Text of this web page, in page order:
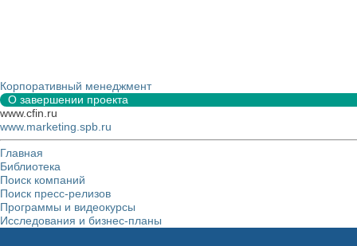
Корпоративный менеджмент
О завершении проекта
www.cfin.ru
www.marketing.spb.ru
Главная
Библиотека
Поиск компаний
Поиск пресс-релизов
Программы и видеокурсы
Исследования и бизнес-планы